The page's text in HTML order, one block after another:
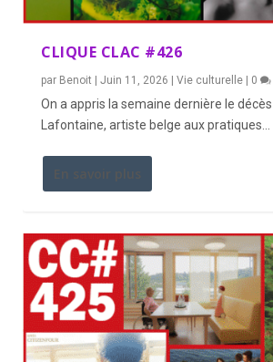
CLIQUE CLAC #426
par Benoit |Juin 11, 2026 |Vie culturelle | 0
On a appris la semaine dernière le
Lafontaine, artiste belge aux pratiques...
En savoir plus